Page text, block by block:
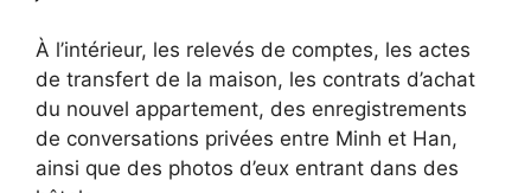
À l’intérieur, les relevés de comptes, les actes
de transfert de la maison, les contrats d’achat
du nouvel appartement, des enregistrements
de conversations privées entre Minh et Han,
ainsi que des photos d’eux entrant dans des